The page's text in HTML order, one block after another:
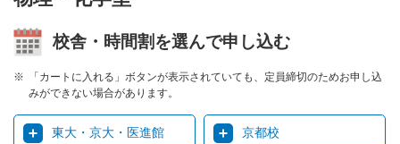
校舎・時間割を選んで申し込む
「カートに入れる」ボタンが表示されていても、定員締切のためお申し込
みができない場合があります。
東大・京大・医進館 京都校